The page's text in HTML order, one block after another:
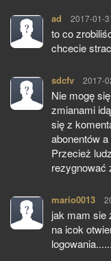
ad pisze:
2017-01-
to co
chcecie
sdcfv pisze:
2017-
Nie mogę
zmianami
się z
abonentów
Przecież
rezygnować
mario0013
jak mam sie
na icok